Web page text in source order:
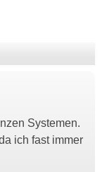
Systemen.
ich fast immer